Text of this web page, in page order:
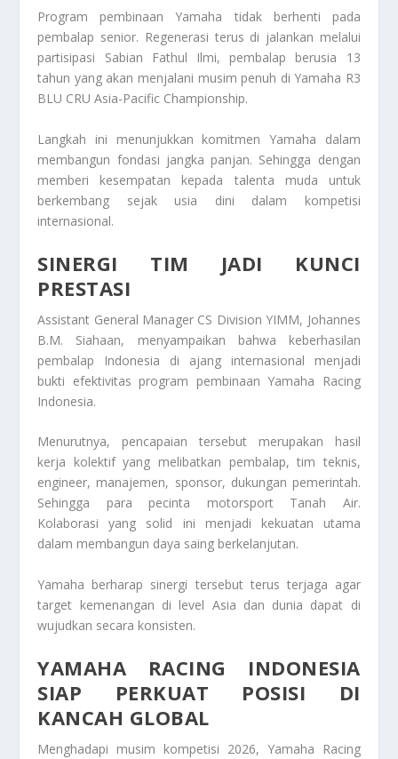
Program pembinaan Yamaha tidak berhenti pada
pembalap senior. Regenerasi terus di jalankan melalui
partisipasi Sabian Fathul Ilmi, pembalap berusia 13
tahun yang akan menjalani musim penuh di Yamaha R3
BLU CRU Asia-Pacific Championship.
Langkah ini menunjukkan komitmen Yamaha dalam
membangun fondasi jangka panjan. Sehingga dengan
memberi kesempatan kepada talenta muda untuk
berkembang sejak usia dini dalam kompetisi
internasional.
SINERGI TIM JADI KUNCI
PRESTASI
Assistant General Manager CS Division YIMM, Johannes
B.M. Siahaan, menyampaikan bahwa keberhasilan
pembalap Indonesia di ajang internasional menjadi
bukti efektivitas program pembinaan Yamaha Racing
Indonesia.
Menurutnya, pencapaian tersebut merupakan hasil
kerja kolektif yang melibatkan pembalap, tim teknis,
engineer, manajemen, sponsor, dukungan pemerintah.
Sehingga para pecinta motorsport Tanah Air.
Kolaborasi yang solid ini menjadi kekuatan utama
dalam membangun daya saing berkelanjutan.
Yamaha berharap sinergi tersebut terus terjaga agar
target kemenangan di level Asia dan dunia dapat di
wujudkan secara konsisten.
YAMAHA RACING INDONESIA
SIAP PERKUAT POSISI DI
KANCAH GLOBAL
Menghadapi musim kompetisi 2026, Yamaha Racing